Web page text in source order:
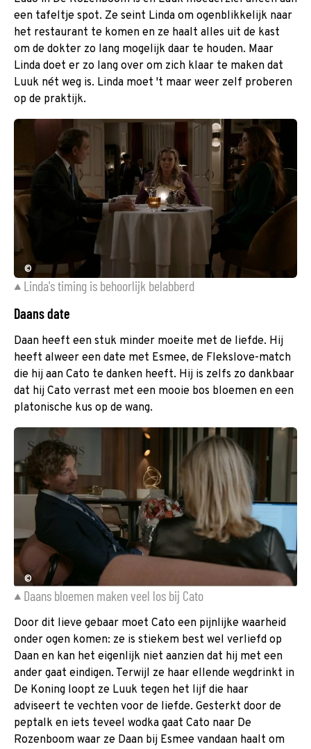
een tafeltje spot. Ze seint Linda om ogenblikkelijk naar
het restaurant te komen en ze haalt alles uit de kast
om de dokter zo lang mogelijk daar te houden. Maar
Linda doet er zo lang over om zich klaar te maken dat
Luuk nét weg is. Linda moet 't maar weer zelf proberen
op de praktijk.
©
Linda's timing is behoorlijk belabberd
Daans date
Daan heeft een stuk minder moeite met de liefde. Hij
heeft alweer een date met Esmee, de Flekslove-match
die hij aan Cato te danken heeft. Hij is zelfs zo dankbaar
dat hij Cato verrast met een mooie bos bloemen en een
platonische kus op de wang.
©
Daans bloemen maken veel los bij Cato
Door dit lieve gebaar moet Cato een pijnlijke waarheid
onder ogen komen: ze is stiekem best wel verliefd op
Daan en kan het eigenlijk niet aanzien dat hij met een
ander gaat eindigen. Terwijl ze haar ellende wegdrinkt in
De Koning loopt ze Luuk tegen het lijf die haar
adviseert te vechten voor de liefde. Gesterkt door de
peptalk en iets teveel wodka gaat Cato naar De
Rozenboom waar ze Daan bij Esmee vandaan haalt om